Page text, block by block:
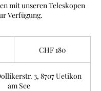
mit unseren Teleskopen
Verfügung.
CHF 180
3, 8707 Uetikon
am See